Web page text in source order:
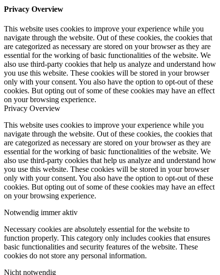
Privacy Overview
This website uses cookies to improve your experience while you
navigate through the website. Out of these cookies, the cookies that
are categorized as necessary are stored on your browser as they are
essential for the working of basic functionalities of the website. We
also use third-party cookies that help us analyze and understand how
you use this website. These cookies will be stored in your browser
only with your consent. You also have the option to opt-out of these
cookies. But opting out of some of these cookies may have an effect
on your browsing experience.
Privacy Overview
This website uses cookies to improve your experience while you
navigate through the website. Out of these cookies, the cookies that
are categorized as necessary are stored on your browser as they are
essential for the working of basic functionalities of the website. We
also use third-party cookies that help us analyze and understand how
you use this website. These cookies will be stored in your browser
only with your consent. You also have the option to opt-out of these
cookies. But opting out of some of these cookies may have an effect
on your browsing experience.
Notwendig immer aktiv
Necessary cookies are absolutely essential for the website to
function properly. This category only includes cookies that ensures
basic functionalities and security features of the website. These
cookies do not store any personal information.
Nicht notwendig